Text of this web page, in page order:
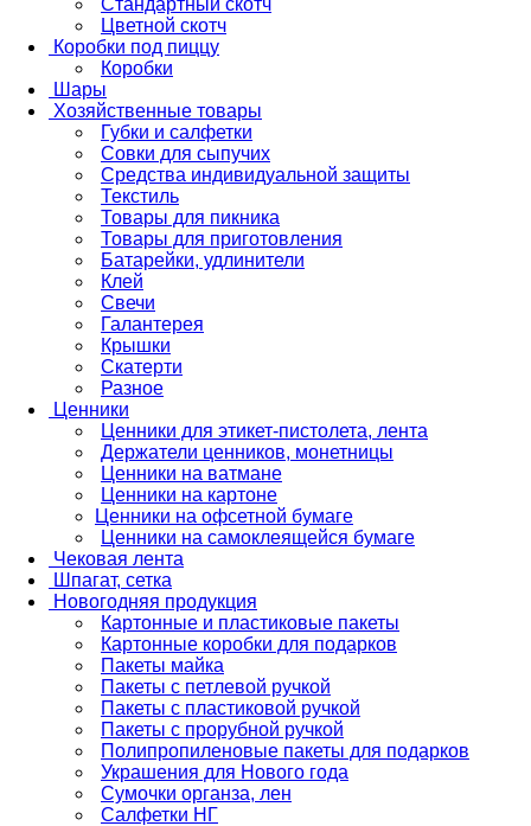
Цветной скотч
Коробки под пиццу
Коробки
Шары
Хозяйственные товары
Губки и салфетки
Совки для сыпучих
Средства индивидуальной защиты
Текстиль
Товары для пикника
Товары для приготовления
Батарейки, удлинители
Клей
Свечи
Галантерея
Крышки
Скатерти
Разное
Ценники
Ценники для этикет-пистолета, лента
Держатели ценников, монетницы
Ценники на ватмане
Ценники на картоне
Ценники на офсетной бумаге
Ценники на самоклеящейся бумаге
Чековая лента
Шпагат, сетка
Новогодняя продукция
Картонные и пластиковые пакеты
Картонные коробки для подарков
Пакеты майка
Пакеты с петлевой ручкой
Пакеты с пластиковой ручкой
Пакеты с прорубной ручкой
Полипропиленовые пакеты для подарков
Украшения для Нового года
Сумочки органза, лен
Салфетки НГ